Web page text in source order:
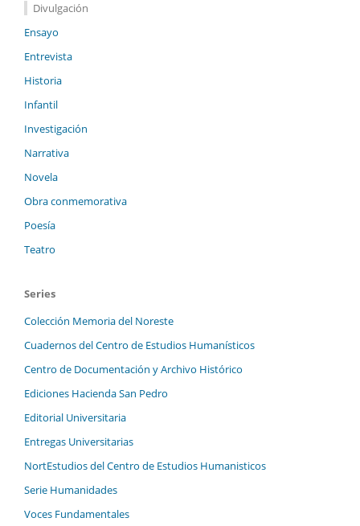
Divulgación
Ensayo
Entrevista
Historia
Infantil
Investigación
Narrativa
Novela
Obra conmemorativa
Poesía
Teatro
Series
Colección Memoria del Noreste
Cuadernos del Centro de Estudios Humanísticos
Centro de Documentación y Archivo Histórico
Ediciones Hacienda San Pedro
Editorial Universitaria
Entregas Universitarias
NortEstudios del Centro de Estudios Humanisticos
Serie Humanidades
Voces Fundamentales